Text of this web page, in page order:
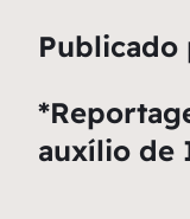
Publicado
auxílio de